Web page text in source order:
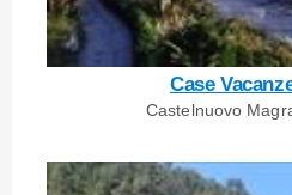
Case
Castelnuovo